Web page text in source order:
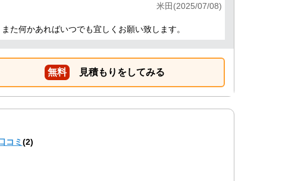
米田(2025/07/08)
た何かあればいつでも宜しくお願い致します。
無料 見積もりをしてみる
コミ (2)